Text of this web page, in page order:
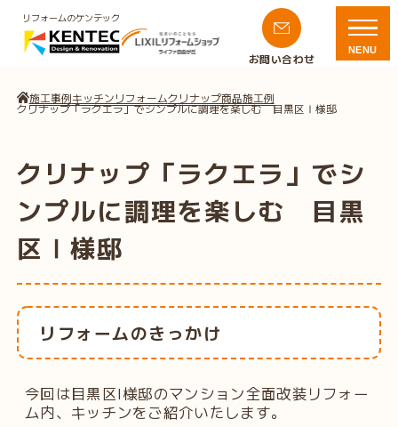
リフォームのケンテック
お問い合わせ
NENU
施工事例キッチンリフォームクリナップ商品施工例
クリナップ「ラクエラ」でシンプルに調理を楽しむ 目黒区Ⅰ様邸
クリナップ「ラクエラ」でシ
ンプルに調理を楽しむ 目黒
区Ⅰ様邸
リフォームのきっかけ
今回は目黒区I様邸のマンション全面改装リフォー
ム内、キッチンをご紹介いたします。